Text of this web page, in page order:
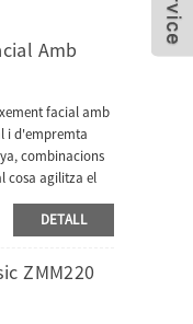
Amb
facial amb
i d'empremta
combinacions
cosa agilitza el
de dades.El
DETALL
ZMM220